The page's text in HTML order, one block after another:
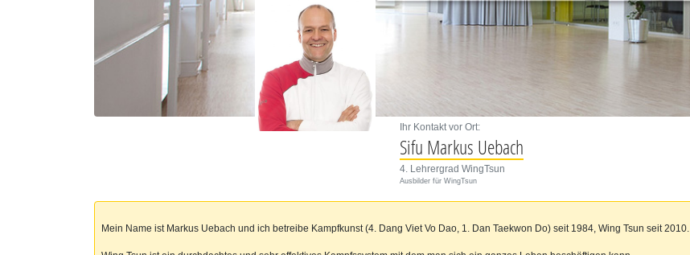
Ihr Kontakt vor Ort:
Sifu Markus Uebach
4. Lehrergrad WingTsun
Ausbilder für WingTsun
Mein Name ist Markus Uebach und ich betreibe Kampfkunst (4. Dang Viet Vo Dao, 1. Dan Taekwon Do) seit 1984, Wing Tsun seit 2010.